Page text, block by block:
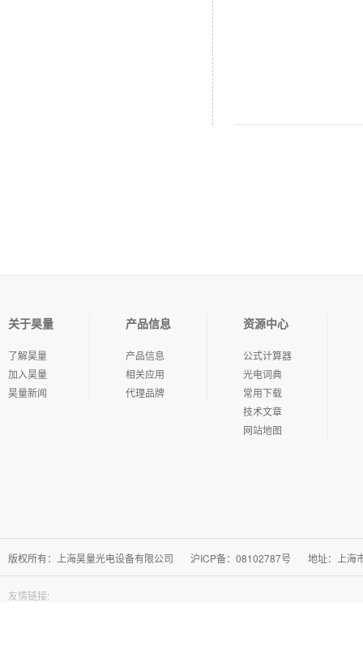
关于昊量
了解昊量
加入昊量
昊量新闻
产品信息
产品信息
相关应用
代理品牌
资源中心
公式计算器
光电词典
常用下载
技术文章
网站地图
版权所有：上海昊量光电设备有限公司 沪ICP备：08102787号 地址：上海
友情链接: